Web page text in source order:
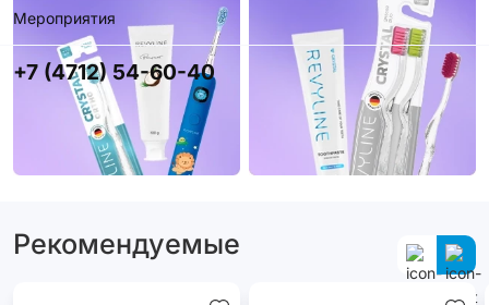
Мероприятия
+7 (4712) 54-60-40
Рекомендуемые